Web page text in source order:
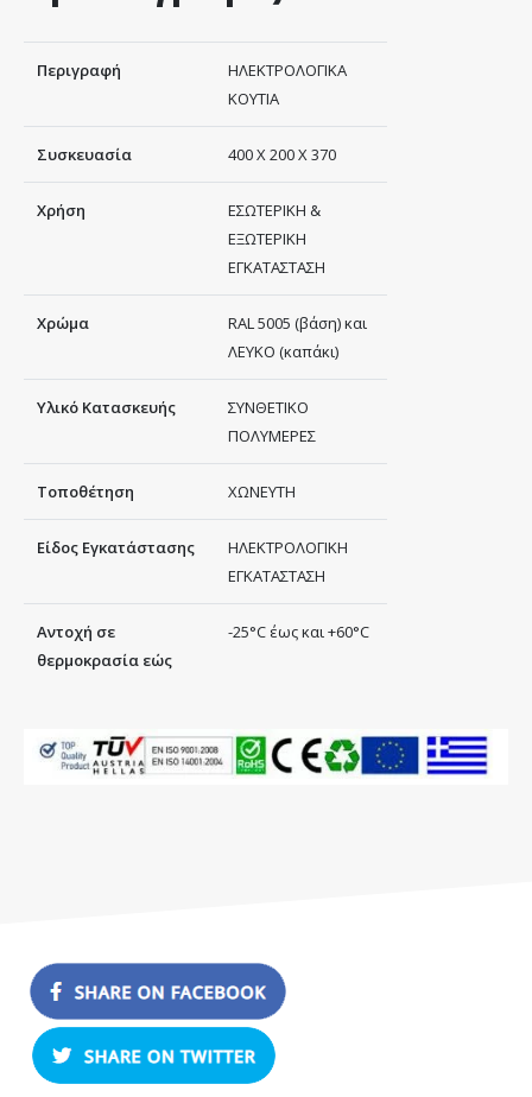
Περιγραφή
ΗΛΕΚΤΡΟΛΟΓΙΚΑ
ΚΟΥΤΙΑ
Συσκευασία 400 Χ 200 Χ 370
Χρήση
ΕΣΩΤΕΡΙΚΗ &
ΕΞΩΤΕΡΙΚΗ
ΕΓΚΑΤΑΣΤΑΣΗ
Χρώμα
RAL 5005 (βάση) και
ΛΕΥΚΟ (καπάκι)
Υλικό Κατασκευής
ΣΥΝΘΕΤΙΚΟ
ΠΟΛΥΜΕΡΕΣ
Τοποθέτηση ΧΩΝΕΥΤΗ
Είδος Εγκατάστασης
ΗΛΕΚΤΡΟΛΟΓΙΚΗ
ΕΓΚΑΤΑΣΤΑΣΗ
Αντοχή σε
θερμοκρασία εώς
-25°C έως και +60°C